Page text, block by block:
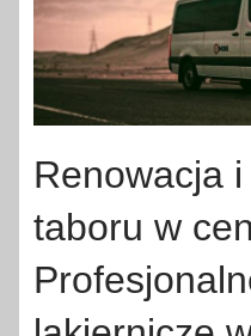
Renowacja
taboru w